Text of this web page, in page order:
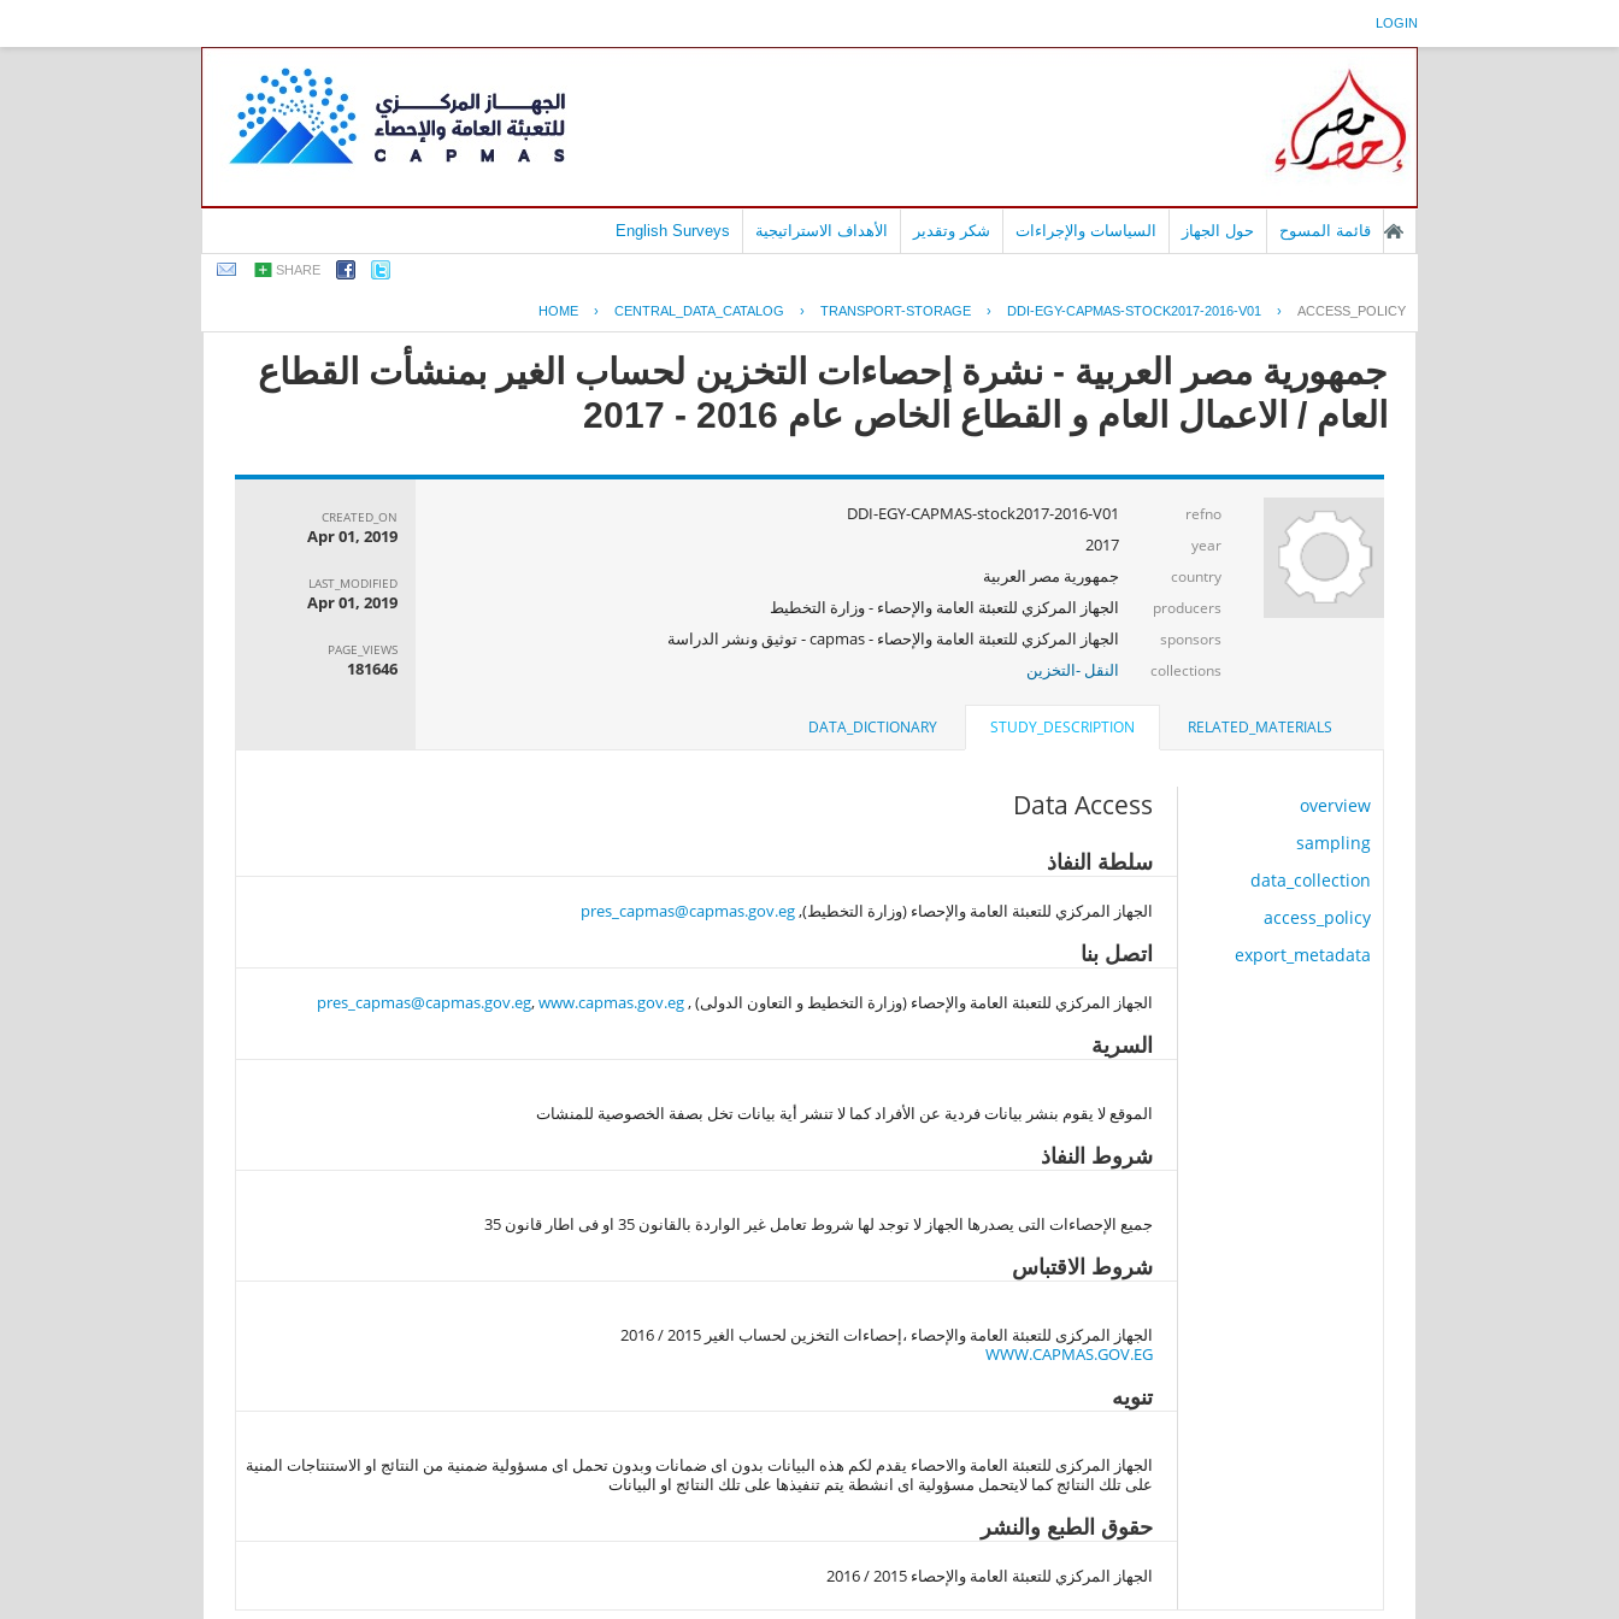
LOGIN
قائمة المسوح حول الجهاز السياسات والإجراءات شكر وتقدير الأهداف الاستراتيجية English Surveys
SHARE
HOME › CENTRAL_DATA_CATALOG › TRANSPORT-STORAGE › DDI-EGY-CAPMAS-STOCK2017-2016-V01 › ACCESS_POLICY
جمهورية مصر العربية - نشرة إحصاءات التخزين لحساب الغير بمنشأت القطاع
العام / الاعمال العام و القطاع الخاص عام 2016 - 2017
refno
DDI-EGY-CAPMAS-stock2017-2016-V01
year
2017
country جمهورية مصر العربية
producers الجهاز المركزي للتعبئة العامة والإحصاء - وزارة التخطيط
sponsors الجهاز المركزي للتعبئة العامة والإحصاء - capmas - توثيق ونشر الدراسة
collections النقل -التخزين
CREATED_ON
Apr 01, 2019
LAST_MODIFIED
Apr 01, 2019
PAGE_VIEWS
181646
RELATED_MATERIALS
STUDY_DESCRIPTION
DATA_DICTIONARY
overview
sampling
data_collection
access_policy
export_metadata
Data Access
سلطة النفاذ
الجهاز المركزي للتعبئة العامة والإحصاء (وزارة التخطيط),pres_capmas@capmas.gov.eg
اتصل بنا
الجهاز المركزي للتعبئة العامة والإحصاء (وزارة التخطيط و التعاون الدولى) , pres_capmas@capmas.gov.eg,www.capmas.gov.eg
السرية
الموقع لا يقوم بنشر بيانات فردية عن الأفراد كما لا تنشر أية بيانات تخل بصفة الخصوصية للمنشات
شروط النفاذ
جميع الإحصاءات التى يصدرها الجهاز لا توجد لها شروط تعامل غير الواردة بالقانون 35 او فى اطار قانون 35
شروط الاقتباس
الجهاز المركزى للتعبئة العامة والإحصاء ،إحصاءات التخزين لحساب الغير 2015 / 2016
WWW.CAPMAS.GOV.EG
تنويه
الجهاز المركزى للتعبئة العامة والاحصاء يقدم لكم هذه البيانات بدون اى ضمانات وبدون تحمل اى مسؤولية ضمنية من النتائج او الاستنتاجات المنية
على تلك النتائج كما لايتحمل مسؤولية اى انشطة يتم تنفيذها على تلك النتائج او البيانات
حقوق الطبع والنشر
الجهاز المركزي للتعبئة العامة والإحصاء 2015 / 2016